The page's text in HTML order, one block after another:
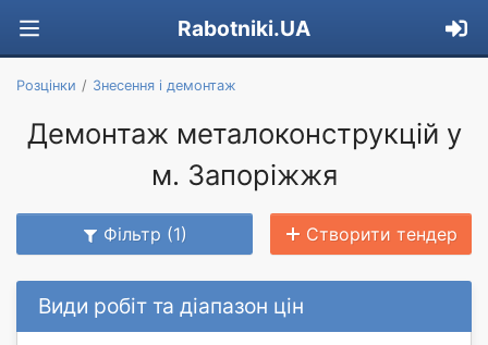
Rabotniki.UA
Розцінки Знесення і демонтаж
Демонтаж металоконструкцій у
м. Запоріжжя
Фільтр (1) Створити тендер
Види робіт та діапазон цін